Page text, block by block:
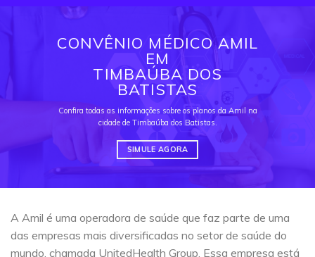
CONVÊNIO MÉDICO AMIL
EM
TIMBAÚBA DOS
BATISTAS
Confira todas as informações sobre os planos da Amil na
cidade de Timbaúba dos Batistas.
SIMULE AGORA
A Amil é uma operadora de saúde que faz parte de uma
das empresas mais diversificadas no setor de saúde do
mundo, chamada UnitedHealth Group. Essa empresa está